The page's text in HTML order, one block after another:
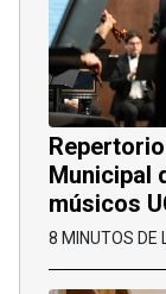
Municipal
músicos
8 MINUTOS DE